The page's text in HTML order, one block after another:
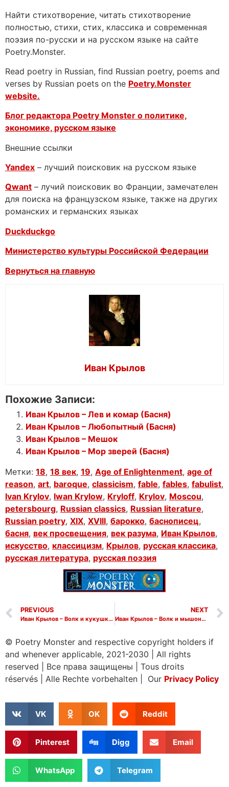
Найти стихотворение, читать стихотворение
полностью, стихи, стих, классика и современная
поэзия по-русски и на русском языке на сайте
Poetry.Monster.
Read poetry in Russian, find Russian poetry, poems and
verses by Russian poets on the Poetry.Monster
website.
Блог редактора Poetry Monster о политике,
экономике, русском языке
Внешние ссылки
Yandex – лучший поисковик на русском языке
Qwant – лучий поисковик во Франции, замечателен
для поиска на французском языке, также на других
романских и германских языках
Duckduckgo
Министерство культуры Российской Федерации
Вернуться на главную
Иван Крылов
Похожие Записи:
Иван Крылов – Лев и комар (Басня)
Иван Крылов – Любопытный (Басня)
Иван Крылов – Мешок
Иван Крылов – Мор зверей (Басня)
Метки: 18, 18 век, 19, Age of Enlightenment, age of
reason, art, baroque, classicism, fable, fables, fabulist,
Ivan Krylov, Iwan Krylow, Kryloff, Krylov, Moscou,
petersbourg, Russian classics, Russian literature,
Russian poetry, XIX, XVIII, барокко, баснописец,
басня, век просвещения, век разума, Иван Крылов,
искусство, классицизм, Крылов, русская классика,
русская литература, русская поэзия
PREVIOUS
Иван Крылов – Волк и кукушка (Басня)
NEXT
Иван Крылов – Волк и мышонок (Басня)
© Poetry Monster and respective copyright holders if
and whenever applicable, 2021-2030
All rights
reserved
Все права защищены
Tous droits
réservés
Alle Rechte vorbehalten | Our Privacy Policy
VK OK Reddit
Pinterest Digg Email
WhatsApp Telegram